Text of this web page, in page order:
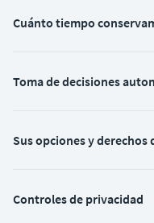
Cuánto tiempo
Toma de decisiones
Sus opciones y
Controles de privacidad